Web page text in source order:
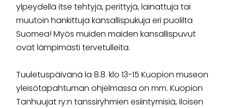
ylpeydellä itse tehtyjä, perittyjä, lainattuja tai
muutoin hankittuja kansallispukuja eri puolilta
Suomea! Myös muiden maiden kansallispuvut
ovat lämpimästi tervetulleita.
Tuuletuspäivänä la 8.8. klo 13-15 Kuopion museon
yleisötapahtuman ohjelmassa on mm. Kuopion
Tanhuujat ry:n tanssiryhmien esiintymisiä, iloisen